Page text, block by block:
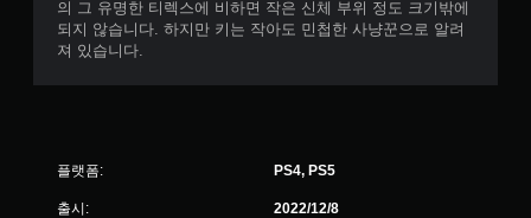
의 그 유명한 티렉스에 비하면 작은 신체 부위 정도 크기밖에
되지 않습니다. 하지만 키는 작아도 민첩한 사냥꾼으로 알려
져 있습니다.
플랫폼: PS4, PS5
출시: 2022/12/8